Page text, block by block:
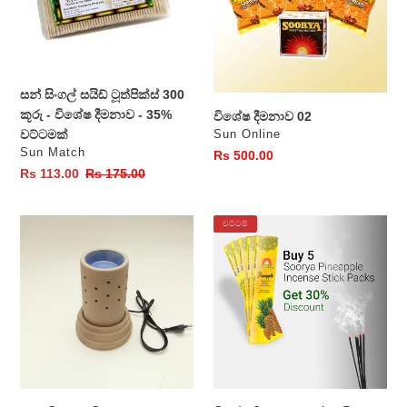
300
කූරු
දීමනාව
35%
වට්ටමක්
සන් සිංගල් සයිඩ් ටූත්පික්ස් 300
කූරු - විශේෂ දීමනාව - 35%
වට්ටමක්
වෙළෙන්දා
Sun Match
විකුණුම්
Rs 113.00 සාමාන්‍ය
Rs 175.00
විශේෂ දීමනාව 02
වෙළෙන්දා
Sun Online
සාමාන්‍ය
Rs 500.00
විශේෂ
දීමනාව
අන්නාසි
සුවඳ
වට්ටම්